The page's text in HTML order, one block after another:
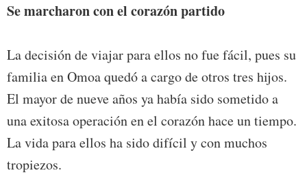
Se marcharon con el corazón partido
La decisión de viajar para ellos no fue fácil, pues su
familia en Omoa quedó a cargo de otros tres hijos.
El mayor de nueve años ya había sido sometido a
una exitosa operación en el corazón hace un tiempo.
La vida para ellos ha sido difícil y con muchos
tropiezos.